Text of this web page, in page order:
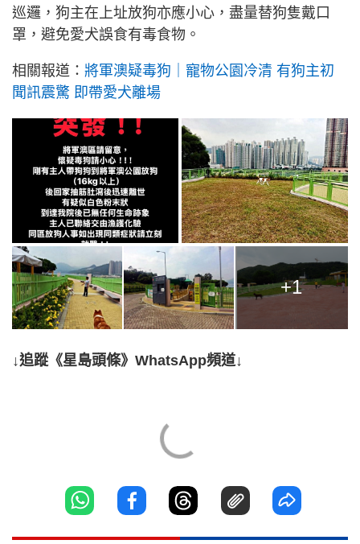
巡邏，狗主在上址放狗亦應小心，盡量替狗隻戴口
罩，避免愛犬誤食有毒食物。
相關報道： 將軍澳疑毒狗｜寵物公園冷清 有狗主初
聞訊震驚 即帶愛犬離場
+1
↓追蹤《星島頭條》WhatsApp頻道↓